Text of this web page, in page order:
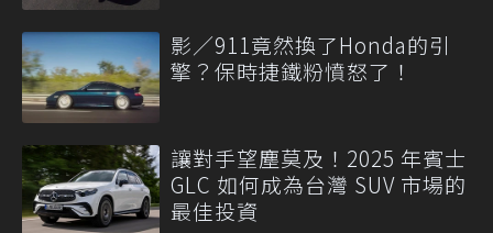
影／911竟然換了Honda的引
擎？保時捷鐵粉憤怒了！
讓對手望塵莫及！2025 年賓士
GLC 如何成為台灣 SUV 市場的
最佳投資